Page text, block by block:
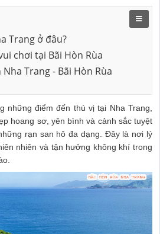
Trang ở đâu?
chơi tại Bãi Hòn Rùa
Trang - Bãi Hòn Rùa
những điểm đến thú vị tại Nha Trang,
hoang sơ, yên bình và cảnh sắc tuyệt
rạn san hô đa dạng. Đây là nơi lý
nhiên và tận hưởng không khí trong